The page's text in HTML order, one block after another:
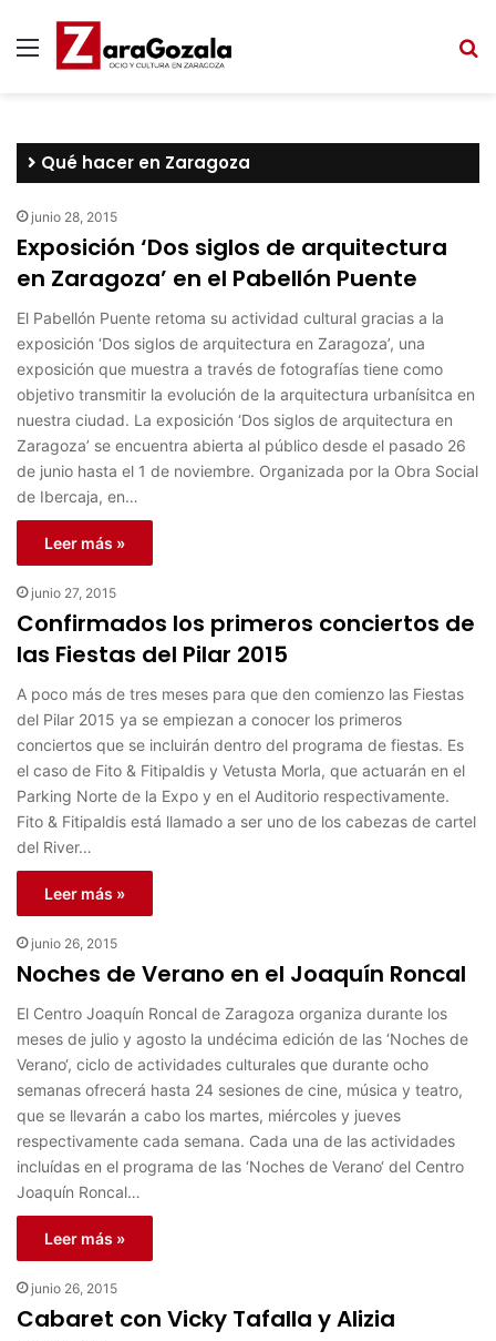
Menú
Qué hacer en Zaragoza
junio 28, 2015
Exposición ‘Dos siglos de arquitectura
en Zaragoza’ en el Pabellón Puente
El Pabellón Puente retoma su actividad cultural gracias a la
exposición ‘Dos siglos de arquitectura en Zaragoza’, una
exposición que muestra a través de fotografías tiene como
objetivo transmitir la evolución de la arquitectura urbanísitca en
nuestra ciudad. La exposición ‘Dos siglos de arquitectura en
Zaragoza’ se encuentra abierta al público desde el pasado 26
de junio hasta el 1 de noviembre. Organizada por la Obra Social
de Ibercaja, en…
Leer más »
junio 27, 2015
Confirmados los primeros conciertos de
las Fiestas del Pilar 2015
A poco más de tres meses para que den comienzo las Fiestas
del Pilar 2015 ya se empiezan a conocer los primeros
conciertos que se incluirán dentro del programa de fiestas. Es
el caso de Fito & Fitipaldis y Vetusta Morla, que actuarán en el
Parking Norte de la Expo y en el Auditorio respectivamente.
Fito & Fitipaldis está llamado a ser uno de los cabezas de cartel
del River…
Leer más »
junio 26, 2015
Noches de Verano en el Joaquín Roncal
El Centro Joaquín Roncal de Zaragoza organiza durante los
meses de julio y agosto la undécima edición de las ‘Noches de
Verano‘, ciclo de actividades culturales que durante ocho
semanas ofrecerá hasta 24 sesiones de cine, música y teatro,
que se llevarán a cabo los martes, miércoles y jueves
respectivamente cada semana. Cada una de las actividades
incluídas en el programa de las ‘Noches de Verano‘ del Centro
Joaquín Roncal…
Leer más »
junio 26, 2015
Cabaret con Vicky Tafalla y Alizia